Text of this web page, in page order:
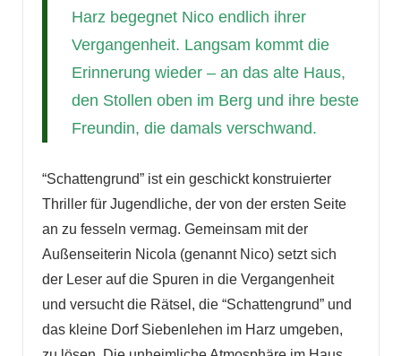
Harz begegnet Nico endlich ihrer
Vergangenheit. Langsam kommt die
Erinnerung wieder – an das alte Haus,
den Stollen oben im Berg und ihre beste
Freundin, die damals verschwand.
“Schattengrund” ist ein geschickt konstruierter
Thriller für Jugendliche, der von der ersten Seite
an zu fesseln vermag. Gemeinsam mit der
Außenseiterin Nicola (genannt Nico) setzt sich
der Leser auf die Spuren in die Vergangenheit
und versucht die Rätsel, die “Schattengrund” und
das kleine Dorf Siebenlehen im Harz umgeben,